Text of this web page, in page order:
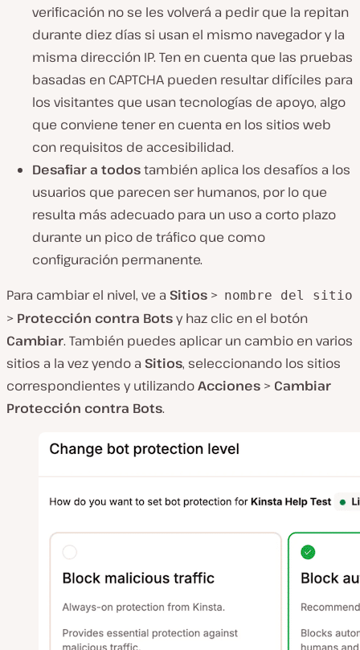
verificación no se les volverá a pedir que la repitan
durante diez días si usan el mismo navegador y la
misma dirección IP. Ten en cuenta que las pruebas
basadas en CAPTCHA pueden resultar difíciles para
los visitantes que usan tecnologías de apoyo, algo
que conviene tener en cuenta en los sitios web
con requisitos de accesibilidad.
Desafiar a todostambién aplica los desafíos a los
usuarios que parecen ser humanos, por lo que
resulta más adecuado para un uso a corto plazo
durante un pico de tráfico que como
configuración permanente.
Para cambiar el nivel, ve a Sitios > nombre del sitio
> Protección contra Botsy haz clic en el botón
Cambiar. También puedes aplicar un cambio en varios
sitios a la vez yendo a Sitios, seleccionando los sitios
correspondientes y utilizandoAcciones > Cambiar
Protección contra Bots.